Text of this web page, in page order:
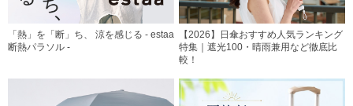
「熱」を「断」ち、 涼を感じる - estaa
断熱パラソル -
【2026】日傘おすすめ人気ランキング
特集｜遮光100・晴雨兼用など徹底比
較！